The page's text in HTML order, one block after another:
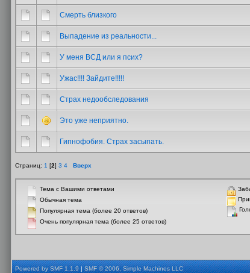
Смерть близкого
Выпадение из реальности...
У меня ВСД или я псих?
Ужас!!!! Зайдите!!!!!
Страх недообследования
Это уже неприятно.
Гипнофобия. Страх засыпать.
Страниц: 1 [2] 3 4 Вверх
Тема с Вашими ответами
Обычная тема
Популярная тема (более 20 ответов)
Очень популярная тема (более 25 ответов)
Powered by SMF 1.1.9|SMF © 2006, Simple Machines LLC